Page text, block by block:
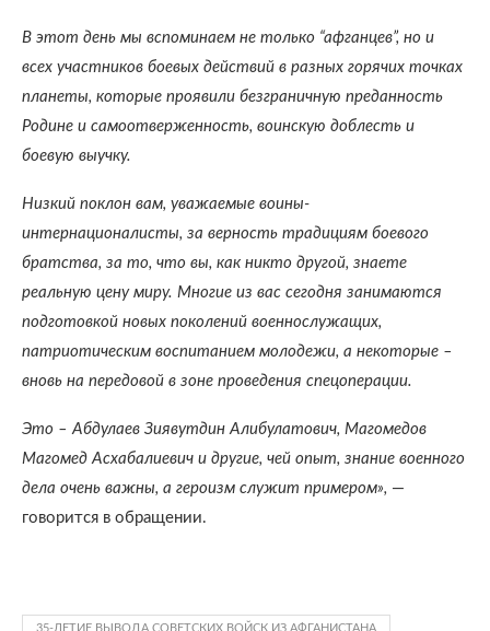
В этот день мы вспоминаем не только “афганцев”, но и
всех участников боевых действий в разных горячих точках
планеты, которые проявили безграничную преданность
Родине и самоотверженность, воинскую доблесть и
боевую выучку.
Низкий поклон вам, уважаемые воины-
интернационалисты, за верность традициям боевого
братства, за то, что вы, как никто другой, знаете
реальную цену миру. Многие из вас сегодня занимаются
подготовкой новых поколений военнослужащих,
патриотическим воспитанием молодежи, а некоторые –
вновь на передовой в зоне проведения спецоперации.
Это – Абдулаев Зиявутдин Алибулатович, Магомедов
Магомед Асхабалиевич и другие, чей опыт, знание военного
дела очень важны, а героизм служит примером», —
говорится в обращении.
35-ЛЕТИЕ ВЫВОДА СОВЕТСКИХ ВОЙСК ИЗ АФГАНИСТАНА